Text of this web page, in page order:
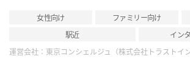
女性向け ファミリー向け
駅近
イン
運営会社： 東京コンシェルジュ（株式会社トラストイ